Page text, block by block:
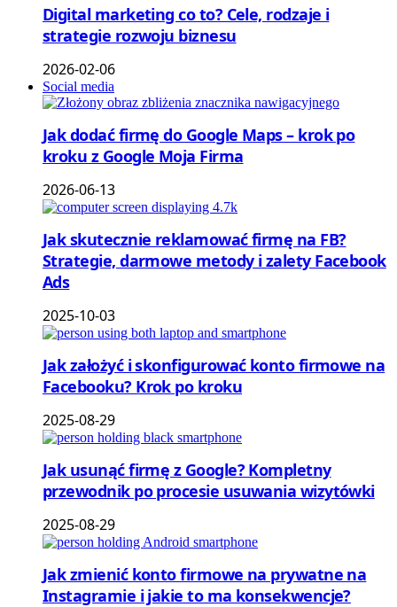
Digital marketing co to? Cele, rodzaje i
strategie rozwoju biznesu
2026-02-06
Social media
Jak dodać firmę do Google Maps – krok po
kroku z Google Moja Firma
2026-06-13
Jak skutecznie reklamować firmę na FB?
Strategie, darmowe metody i zalety Facebook
Ads
2025-10-03
Jak założyć i skonfigurować konto firmowe na
Facebooku? Krok po kroku
2025-08-29
Jak usunąć firmę z Google? Kompletny
przewodnik po procesie usuwania wizytówki
2025-08-29
Jak zmienić konto firmowe na prywatne na
Instagramie i jakie to ma konsekwencje?